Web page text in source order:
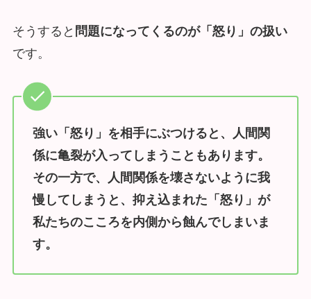
そうすると 問題になってくるのが「怒り」の扱い
です。
強い「怒り」を相手にぶつけると、人間関
係に亀裂が入ってしまうこともあります。
その一方で、人間関係を壊さないように我
慢してしまうと、抑え込まれた「怒り」が
私たちのこころを内側から蝕んでしまいま
す。